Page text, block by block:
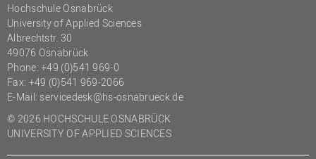
Innovationsmanagement
Hochschule Osnabrück
University of Applied Sciences
Albrechtstr. 30
49076 Osnabrück
Phone: +49 (0)541 969-0
Fax: +49 (0)541 969-2066
E-Mail: servicedesk@hs-osnabrueck.de
© 2026 HOCHSCHULE OSNABRÜCK
UNIVERSITY OF APPLIED SCIENCES